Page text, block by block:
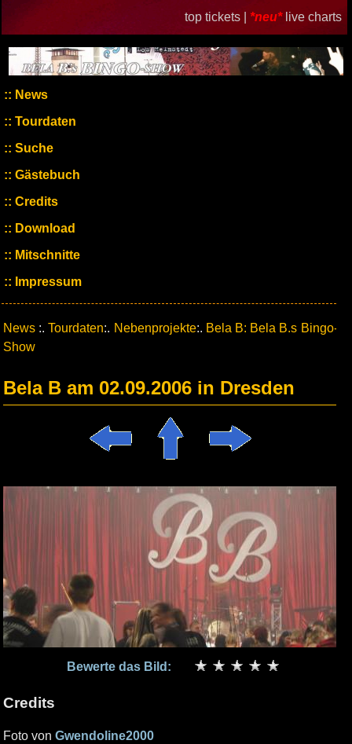
top tickets | *neu* live charts
News
Tourdaten
Suche
Gästebuch
Credits
Download
Mitschnitte
Impressum
News :.Tourdaten:. Nebenprojekte:. Bela B: Bela B.s Bingo-
Show
Bela B am 02.09.2006 in Dresden
Bewerte das Bild:
Credits
Foto von Gwendoline2000